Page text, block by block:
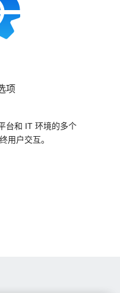
项
台和 IT 环境的多个
用户交互。